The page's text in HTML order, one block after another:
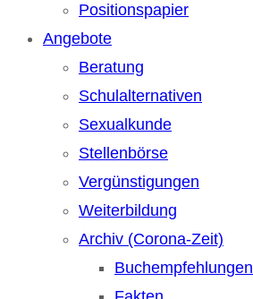
Positionspapier
Angebote
Beratung
Schulalternativen
Sexualkunde
Stellenbörse
Vergünstigungen
Weiterbildung
Archiv (Corona-Zeit)
Buchempfehlungen